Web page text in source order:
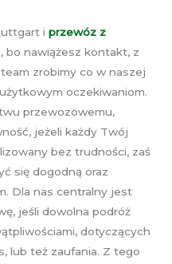
i przewóz z
bo nawiążesz kontakt, z
zrobimy co w naszej
oczekiwaniom.
przewozowemu,
jeżeli każdy Twój
bez trudności, zaś
się dogodną oraz
Dla nas centralny jest
jeśli dowolna podróż
dotyczących
lub też zaufania. Z tego